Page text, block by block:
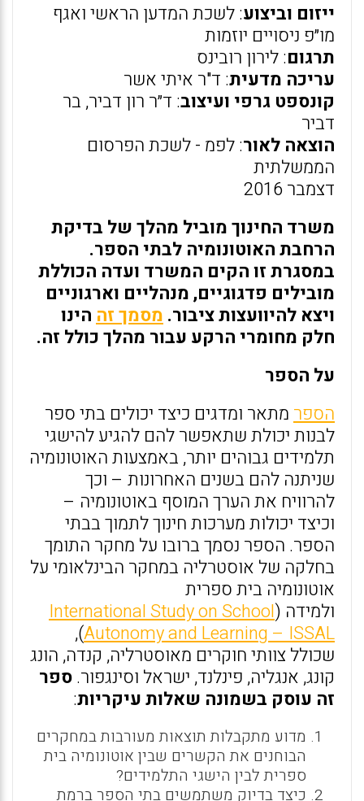
ייזום וביצוע: לשכת המדען הראשי ואגף
מו״פ ניסויים יוזמות
תרגום: לירון רובינס
עריכה מדעית: ד"ר איתי אשר
קונספט גרפי ועיצוב: ד״ר רון דביר, בר
דביר
הוצאה לאור: לפמ - לשכת הפרסום
הממשלתית
דצמבר 2016
משרד החינוך מוביל מהלך של בדיקת
הרחבת האוטונומיה לבתי הספר.
במסגרת זו הקים המשרד ועדה הכוללת
מובילים פדגוגיים, מנהליים וארגוניים
ויצא להיוועצות ציבור. מסמך זה הינו
חלק מחומרי הרקע עבור מהלך כולל זה.
על הספר
הספר מתאר ומדגים כיצד יכולים בתי ספר
לבנות יכולת שתאפשר להם להגיע להישגי
תלמידים גבוהים יותר, באמצעות האוטונומיה
שניתנה להם בשנים האחרונות – וכך
להרוויח את הערך המוסף באוטונומיה –
וכיצד יכולות מערכות חינוך לתמוך בבתי
הספר. הספר נסמך ברובו על מחקר התומך
בחלקה של אוסטרליה במחקר הבינלאומי על
אוטונומיה בית ספרית
ולמידה (International Study on School
Autonomy and Learning – ISSAL
),
שכולל צוותי חוקרים מאוסטרליה, קנדה, הונג
קונג, אנגליה, פינלנד, ישראל וסינגפור.ספר
זה עוסק בשמונה שאלות עיקריות:
מדוע מתקבלות תוצאות מעורבות במחקרים
הבוחנים את הקשרים שבין אוטונומיה בית
ספרית לבין הישגי התלמידים?
כיצד בדיוק משתמשים בתי הספר ברמת